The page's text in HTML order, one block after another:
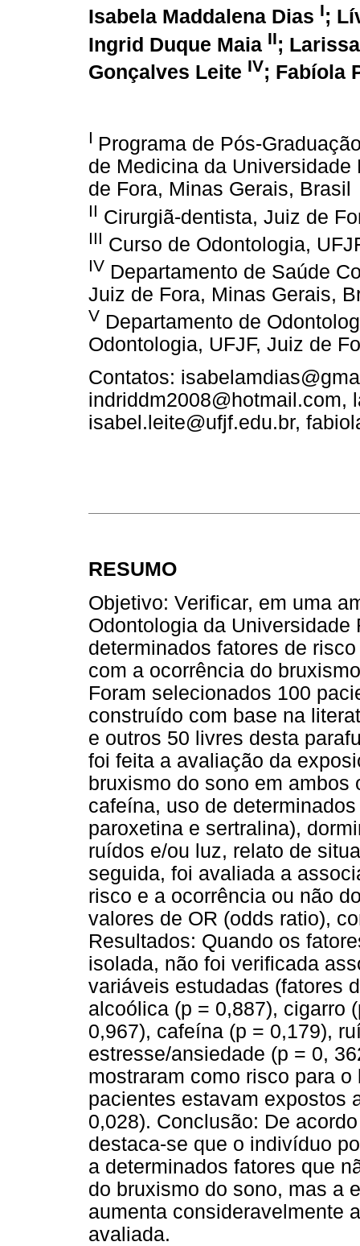
Isabela Maddalena Dias I;
Ingrid Duque Maia II;
Gonçalves Leite IV; Fabíola
I Programa de Pós-
de Medicina da Universidade
de Fora, Minas Gerais, Brasil
II Cirurgiã-dentista, Juiz de
III Curso de Odontologia,
IV Departamento de Saúde
Juiz de Fora, Minas Gerais,
V Departamento de
Odontologia, UFJF, Juiz de
Contatos:
indriddm2008@hotmail.com,
isabel.leite@ufjf.edu.br,
RESUMO
Objetivo: Verificar, em uma
Odontologia da
determinados fatores de
com a ocorrência do
Foram selecionados 100
construído com base na
e outros 50 livres desta
foi feita a avaliação da
bruxismo do sono em
cafeína, uso de
paroxetina e sertralina),
ruídos e/ou luz, relato de
seguida, foi avaliada a
risco e a ocorrência ou não
valores de OR (odds ratio),
Resultados: Quando os
isolada, não foi verificada
variáveis estudadas (fatores
alcoólica (p = 0,887), cigarro
0,967), cafeína (p = 0,179),
estresse/ansiedade (p = 0,
mostraram como risco para
pacientes estavam expostos
0,028). Conclusão: De
destaca-se que o indivíduo
a determinados fatores que
do bruxismo do sono, mas a
aumenta consideravelmente
avaliada.